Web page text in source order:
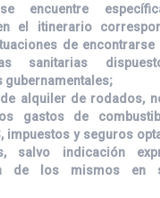
encuentre
el itinerario
de encontrarse
sanitarias
gubernamentales;
alquiler de rodados,
gastos de
impuestos y seguros
salvo indicación
de los mismos en